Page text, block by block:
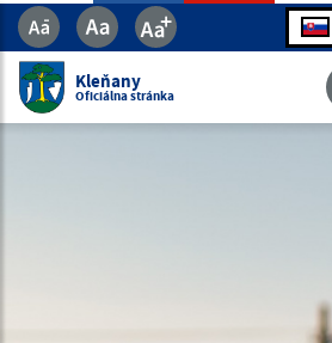
Kleňany
Oficiálna stránka